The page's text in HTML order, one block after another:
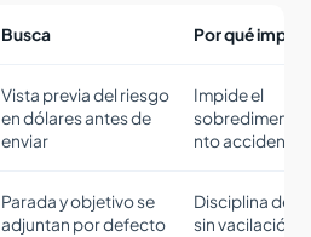
Busca Por qué
Vista previa del riesgo
en dólares antes de
enviar
Impide el
nto accidental
Parada y objetivo se
adjuntan por defecto
Disciplina de
sin vacilación